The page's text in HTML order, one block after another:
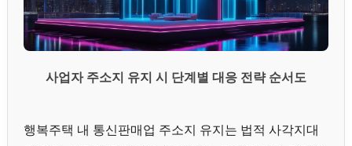
사업자 주소지 유지 시 단계별 대응 전략 순서도
행복주택 내 통신판매업 주소지 유지는 법적 사각지대